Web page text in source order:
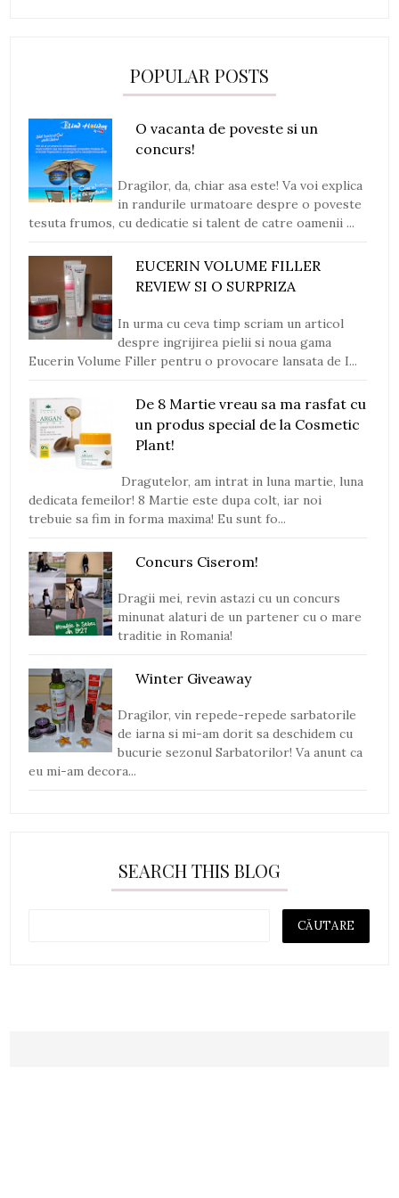
POPULAR POSTS
O vacanta de poveste si un
concurs!
Dragilor, da, chiar asa este! Va voi explica
in randurile urmatoare despre o poveste
tesuta frumos, cu dedicatie si talent de catre oamenii ...
EUCERIN VOLUME FILLER
REVIEW SI O SURPRIZA
In urma cu ceva timp scriam un articol
despre ingrijirea pielii si noua gama
Eucerin Volume Filler pentru o provocare lansata de I...
De 8 Martie vreau sa ma rasfat cu
un produs special de la Cosmetic
Plant!
Dragutelor, am intrat in luna martie, luna
dedicata femeilor! 8 Martie este dupa colt, iar noi
trebuie sa fim in forma maxima! Eu sunt fo...
Concurs Ciserom!
Dragii mei, revin astazi cu un concurs
minunat alaturi de un partener cu o mare
traditie in Romania!
Winter Giveaway
Dragilor, vin repede-repede sarbatorile
de iarna si mi-am dorit sa deschidem cu
bucurie sezonul Sarbatorilor! Va anunt ca
eu mi-am decora...
SEARCH THIS BLOG